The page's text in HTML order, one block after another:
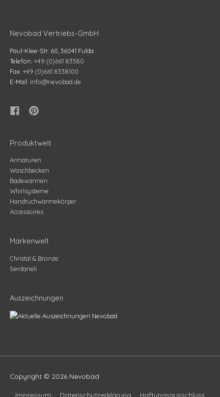
Nevobad Vertriebs-GmbH
Paul-Klee-Str. 60, 36041 Fulda
Telefon: +49 (0)661 83380
Fax: +49 (0)661 8338100
E-Mail: info@nevobad.de
Produktwelt
Armaturen
Waschbecken
Badewannen
Whirlsysteme
Handtuchwärmekörper
Accessoires
Markenwelt
Christal & Bronze
Serdaneli
Auszeichnungen
Copyright © 2026 Nevobad
Impressum Datenschutzerklärung
Haftungsausschluss